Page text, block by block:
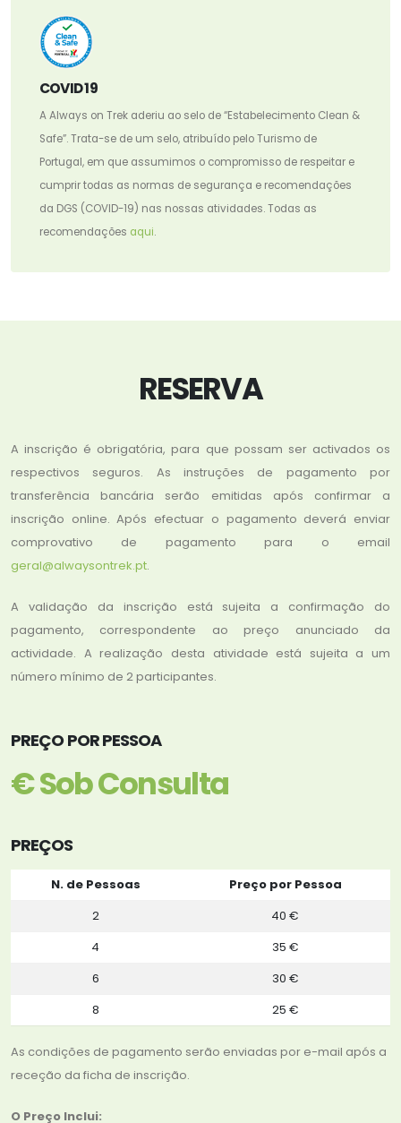
COVID 19
A Always on Trek aderiu ao selo de “Estabelecimento Clean &
Safe”. Trata-se de um selo, atribuído pelo Turismo de
Portugal, em que assumimos o compromisso de respeitar e
cumprir todas as normas de segurança e recomendações
da DGS (COVID-19) nas nossas atividades. Todas as
recomendações aqui.
RESERVA
A inscrição é obrigatória, para que possam ser activados os
respectivos seguros. As instruções de pagamento por
transferência bancária serão emitidas após confirmar a
inscrição online. Após efectuar o pagamento deverá enviar
comprovativo de pagamento para o email
geral@alwaysontrek.pt.
A validação da inscrição está sujeita a confirmação do
pagamento, correspondente ao preço anunciado da
actividade. A realização desta atividade está sujeita a um
número mínimo de 2 participantes.
PREÇO POR PESSOA
€ Sob Consulta
PREÇOS
N. de Pessoas
Preço por Pessoa
2
40 €
4
35 €
6
30 €
8
25 €
As condições de pagamento serão enviadas por e-mail após a
receção da ficha de inscrição.
O Preço Inclui: